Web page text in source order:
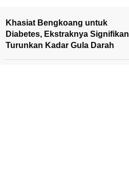
Khasiat Bengkoang untuk
Diabetes, Ekstraknya Signifikan
Turunkan Kadar Gula Darah